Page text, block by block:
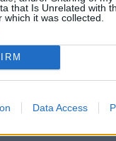
that Is Unrelated with
which it was collected.
Data Access
de
93%